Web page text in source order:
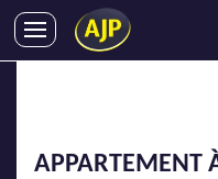
APPARTEMENT